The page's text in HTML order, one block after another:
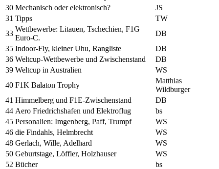
30 Mechanisch oder elektronisch?
JS
31 Tipps
TW
33
Wettbewerbe: Litauen, Tschechien, F1G
Euro-C.
DB
35 Indoor-Fly, kleiner Uhu, Rangliste
DB
36 Weltcup-Wettbewerbe und Zwischenstand
DB
39 Weltcup in Australien
WS
40 F1K Balaton Trophy
Matthias
Wildburger
41 Himmelberg und F1E-Zwischenstand
DB
44 Aero Friedrichshafen und Elektroflug
bs
45 Personalien: Imgenberg, Paff, Trumpf
WS
46 die Findahls, Helmbrecht
WS
48 Gerlach, Wille, Adelhard
WS
50 Geburtstage, Löffler, Holzhauser
WS
52 Bücher
bs